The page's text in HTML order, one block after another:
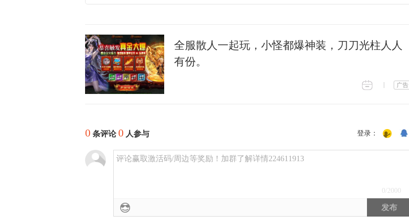
全服散人一起玩，小怪都爆神装，刀刀光柱人人
有份。
广告
0 条评论0 人参与 登录：
评论赢取激活码/周边等奖励！加群了解详情224611913
0 /2000
发布